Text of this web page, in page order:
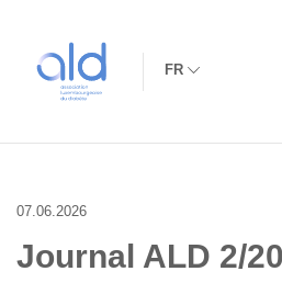
FR
07.06.2026
Journal ALD 2/